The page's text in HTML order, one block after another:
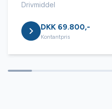
USB tilslutning
Drivmiddel
DKK 69.800,-
Kontantpris